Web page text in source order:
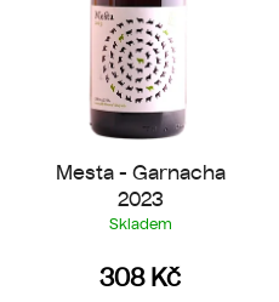
Mesta - Garnacha
2023
Skladem
308 Kč